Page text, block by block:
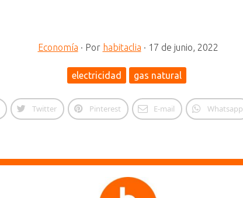
Economía · Por habitaclia · 17 de junio, 2022
electricidad gas natural
Twitter Pinterest E-mail Whatsapp